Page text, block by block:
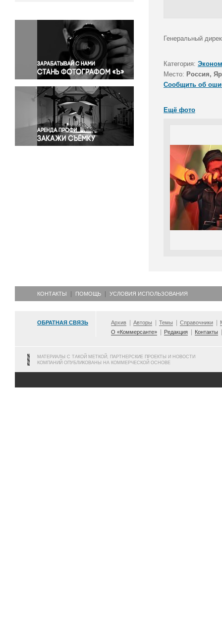
Окружающая среда
Политика
Правосудие
Происшествия и конфликты
Религия
Светская жизнь
Спорт
Экология
Экономика и бизнес
Генеральный
Категория:
Место: Россия,
Сообщить об
Ещё фото
КОНТАКТЫ ПОМОЩЬ УСЛОВИЯ ИСПОЛЬЗОВАНИЯ
ОБРАТНАЯ СВЯЗЬ Архив Авторы Темы Справочники
О «Коммерсанте»
Редакция Контакты
МАТЕРИАЛЫ С ТАКОЙ МЕТКОЙ, ПАРТНЕРСКИЕ ПРОЕКТЫ И НОВОСТИ
КОМПАНИЙ ОПУБЛИКОВАНЫ НА КОММЕРЧЕСКОЙ ОСНОВЕ